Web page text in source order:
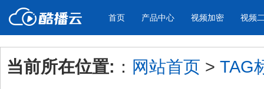
首页 产品中心
产品与新功能
视频加密 视频
应用场景
当前所在位置: ： 网站首页 > TAG